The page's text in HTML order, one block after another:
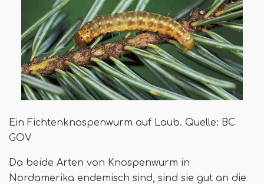
Ein Fichtenknospenwurm auf Laub. Quelle: BC
GOV
Da beide Arten von Knospenwurm in
Nordamerika endemisch sind, sind sie gut an die